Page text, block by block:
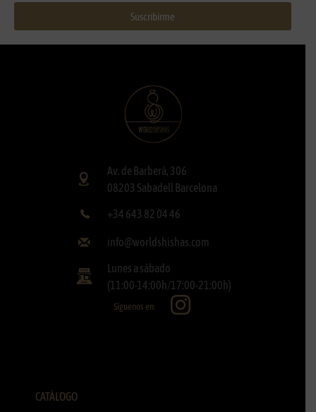
Suscribirme
Av. de Barberà, 306
08203 Sabadell Barcelona
+34 643 82 04 46
info@worldshishas.com
Lunes a sábado
(11:00-14:00h/17:00-21:00h)
Síguenos en:
CATÁLOGO